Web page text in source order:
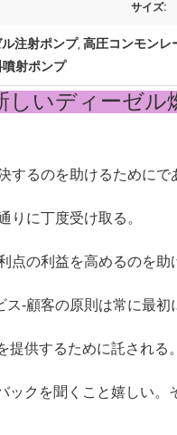
サイズ:
注射ポンプ, 高圧コンモンレ
射ポンプ
しいディーゼ
するのを助けるためにで
りに丁度受け取る。
点の利益を高めるのを助
-顧客の原則は常に最
提供するために託される
ックを聞くこと嬉しい。